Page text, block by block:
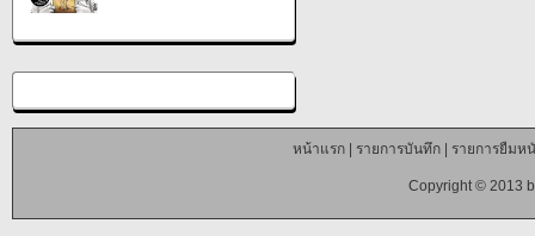
หน้าแรก| รายการบันทึก| รายการยืมห
Copyright © 2013